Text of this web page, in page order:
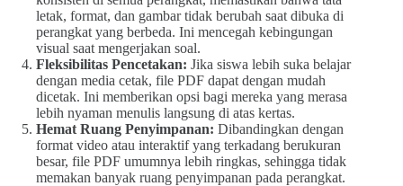
letak, format, dan gambar tidak berubah saat dibuka di
perangkat yang berbeda. Ini mencegah kebingungan
visual saat mengerjakan soal.
Fleksibilitas Pencetakan: Jika siswa lebih suka belajar
dengan media cetak, file PDF dapat dengan mudah
dicetak. Ini memberikan opsi bagi mereka yang merasa
lebih nyaman menulis langsung di atas kertas.
Hemat Ruang Penyimpanan: Dibandingkan dengan
format video atau interaktif yang terkadang berukuran
besar, file PDF umumnya lebih ringkas, sehingga tidak
memakan banyak ruang penyimpanan pada perangkat.